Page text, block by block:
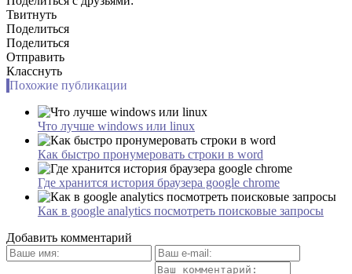
Твитнуть
Поделиться
Поделиться
Отправить
Класснуть
Похожие публикации
Что лучше windows или linux
Как быстро пронумеровать строки в word
Где хранится история браузера google chrome
Как в google analytics посмотреть поисковые запросы
Добавить комментарий